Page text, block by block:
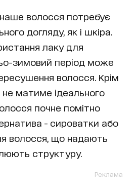
волосся потребує
догляду, як і шкіра.
лаку для
зимовий період може
волосся. Крім
не матиме ідеального
почне помітно
- сироватки або
волосся, що надають
структуру.
Реклама